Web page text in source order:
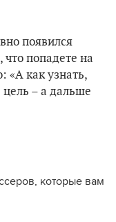
появился
попадете на
«А как узнать,
цель – а дальше
которые вам